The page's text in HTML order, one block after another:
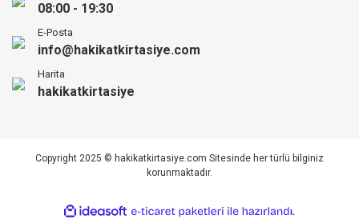
08:00 - 19:30
E-Posta
info@hakikatkirtasiye.com
Harita
hakikatkirtasiye
Copyright 2025 © hakikatkirtasiye.com Sitesinde her türlü bilginiz
korunmaktadır.
ideasoft
e-